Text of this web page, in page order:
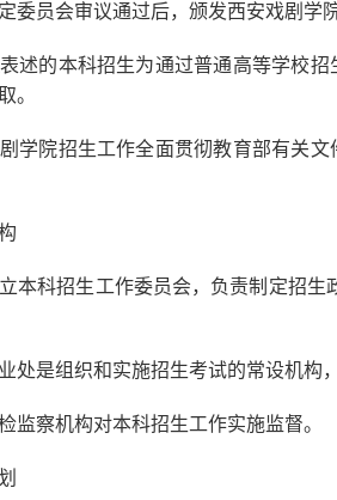
委员会审议通过后，颁发西安戏剧
的本科招生为通过普通高等学校招
。
院招生工作全面贯彻教育部有关文
科招生工作委员会，负责制定招生
是组织和实施招生考试的常设机构
察机构对本科招生工作实施监督。